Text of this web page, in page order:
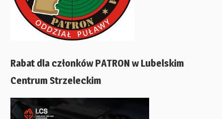
Rabat dla członków PATRON w Lubelskim
Centrum Strzeleckim